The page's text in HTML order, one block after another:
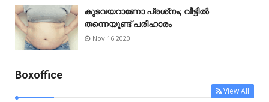
കുടവയറാണോ പ്രശ്‌നം; വീട്ടിൽ
തന്നെയുണ്ട് പരിഹാരം
Nov 16 2020
Boxoffice
View All